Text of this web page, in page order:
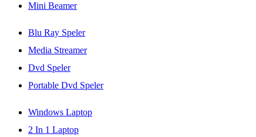
Mini Beamer
Blu Ray Speler
Media Streamer
Dvd Speler
Portable Dvd Speler
Windows Laptop
2 In 1 Laptop